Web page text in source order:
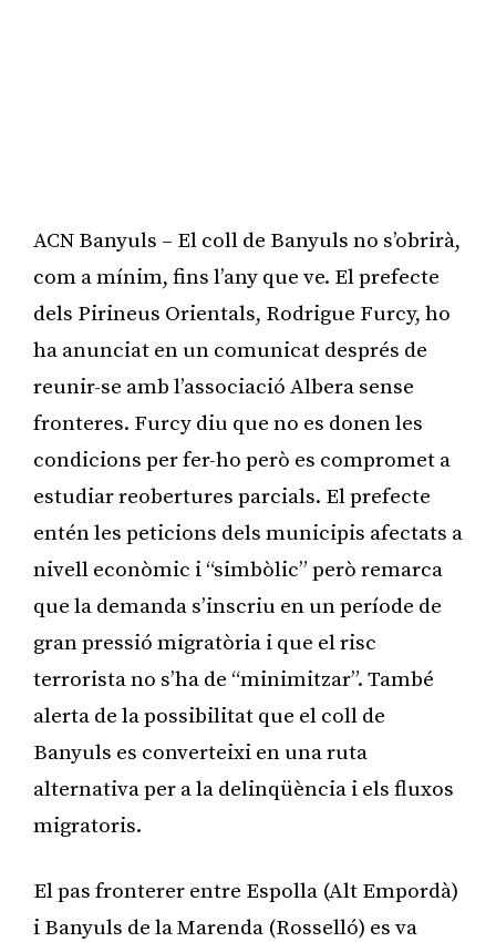
ACN Banyuls – El coll de Banyuls no s’obrirà,
com a mínim, fins l’any que ve. El prefecte
dels Pirineus Orientals, Rodrigue Furcy, ho
ha anunciat en un comunicat després de
reunir-se amb l’associació Albera sense
fronteres. Furcy diu que no es donen les
condicions per fer-ho però es compromet a
estudiar reobertures parcials. El prefecte
entén les peticions dels municipis afectats a
nivell econòmic i “simbòlic” però remarca
que la demanda s’inscriu en un període de
gran pressió migratòria i que el risc
terrorista no s’ha de “minimitzar”. També
alerta de la possibilitat que el coll de
Banyuls es converteixi en una ruta
alternativa per a la delinqüència i els fluxos
migratoris.
El pas fronterer entre Espolla (Alt Empordà)
i Banyuls de la Marenda (Rosselló) es va